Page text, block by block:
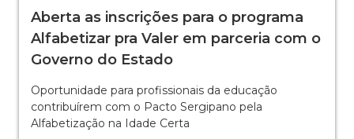
Aberta as inscrições para o programa
Alfabetizar pra Valer em parceria com o
Governo do Estado
Oportunidade para profissionais da educação
contribuírem com o Pacto Sergipano pela
Alfabetização na Idade Certa